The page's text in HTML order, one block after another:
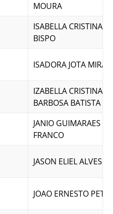
MOURA
ISABELLA CRISTINA
BISPO
ISADORA JOTA
IZABELLA CRISTINA
BARBOSA BATISTA
JANIO GUIMARAES
FRANCO
JASON ELIEL ALVES
JOAO ERNESTO